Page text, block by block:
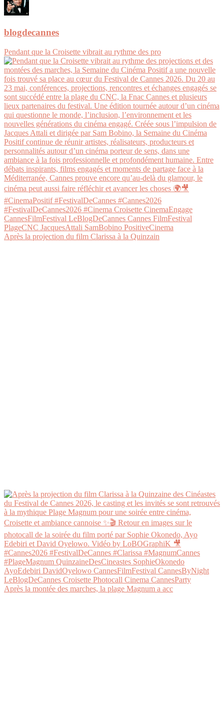
blogdecannes
Pendant que la Croisette vibrait au rythme des pro
Après la projection du film Clarissa à la Quinzain
Après la montée des marches, la plage Magnum a acc